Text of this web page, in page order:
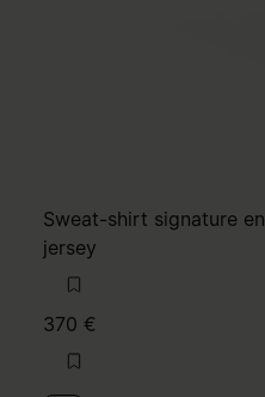
Sweat-shirt signature en
jersey
370 €